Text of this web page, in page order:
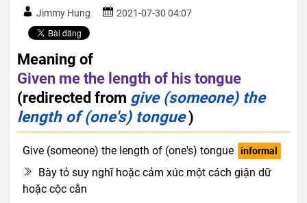
Jimmy Hung 2021-07-30 04:07
Meaning of
Given me the length of his tongue
(redirected from give (someone) the
length of (one's) tongue)
Give (someone) the length of (one's) tongue informal
Bày tỏ suy nghĩ hoặc cảm xúc một cách giận dữ
hoặc cộc cằn